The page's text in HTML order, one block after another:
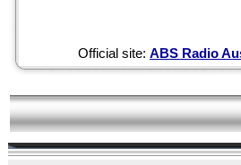
Official site: